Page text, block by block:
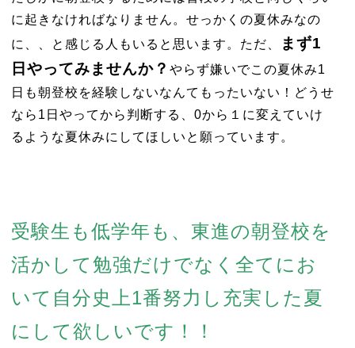
に起きなければなりません。せっかくの夏休みなの
に、、と感じる人もいると思います。ただ、
まず1
日やってみませんか？ やらず嫌いでこの夏休み1
日も朝登校を経験しないなんてもったいない！どうせ
なら1日やってから判断する、0から１に変えていけ
るような夏休みにしてほしいと願っています。
受験生も低学年も、東進の朝登校を
活かして勉強だけでなく全てにお
いて自分史上1番努力し充実した夏
にして欲しいです！！